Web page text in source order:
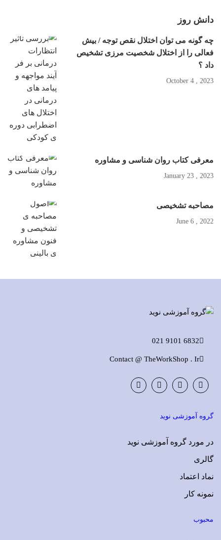
دانش روز
چه گونه می توان اختلال نقص توجه / بیش
فعالی را از اختلال شخصیت مرزی تشخیص
داد ؟
2023 , October 4
معرفی کتاب روان شناسی و مشاوره
2023 , January 23
مصاحبه تشخیصی
2022 , June 6
6832 9101 021
Contact @ TheWorkShop . Ir
Plus
گروه آموزشی نوید
در مورد گروه آموزشی نوید
گالری
نماد اعتماد
نمونه کار
محبوب